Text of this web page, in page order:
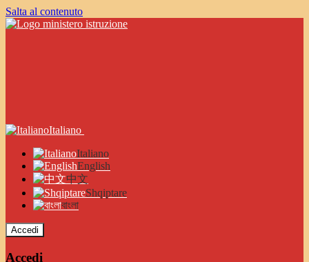
Salta al contenuto
Italiano
Italiano
English
中文
Shqiptare
বাংলা
Accedi
Accedi